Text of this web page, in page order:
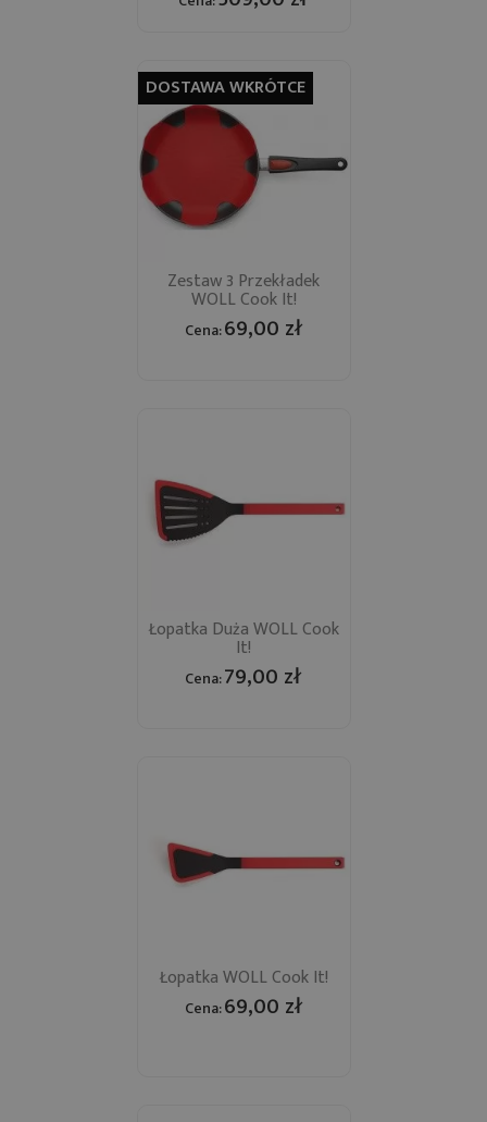
Zestaw 3 Przekładek
WOLL Cook It!
Cena:69,00 zł
DOSTAWA WKRÓTCE
Łopatka Duża WOLL Cook
It!
Cena:79,00 zł
Łopatka WOLL Cook It!
Cena:69,00 zł